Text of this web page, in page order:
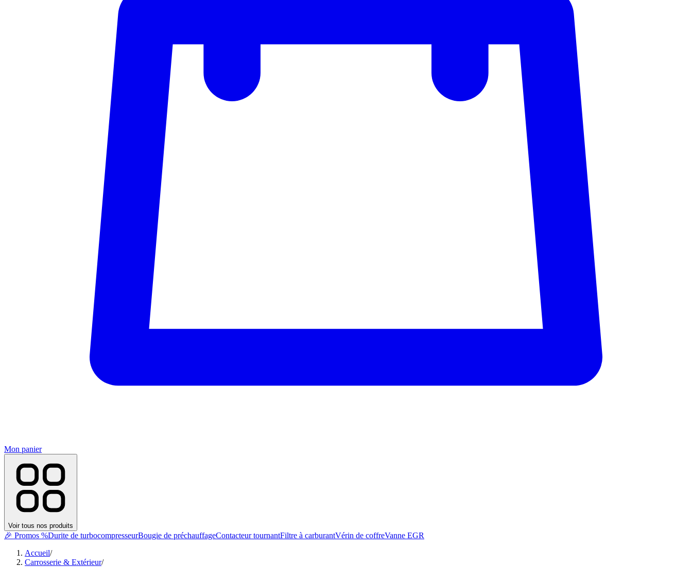
Mon panier
Voir tous nos produits
🎉 Promos %Durite de turbocompresseurBougie de préchauffageContacteur tournantFiltre à carburantVérin de coffreVanne EGR
Accueil/
Carrosserie & Extérieur/